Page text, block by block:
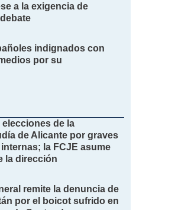
a la exigencia de
indignados con
por su
elecciones de la
de Alicante por graves
la FCJE asume
la dirección
remite la denuncia de
por el boicot sufrido en